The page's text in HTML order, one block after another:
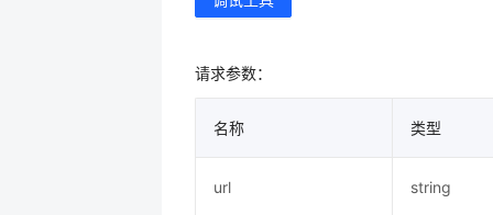
请求参数：
名称 类型
url string